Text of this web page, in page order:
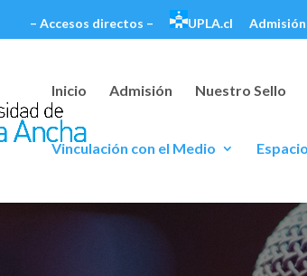
– Accesos directos – UPLA.cl Admisión
Inicio Admisión Nuestro Sello
Vinculación con el Medio